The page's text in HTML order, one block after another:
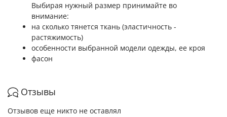
Выбирая нужный размер принимайте во
внимание:
на сколько тянется ткань (эластичность -
растяжимость)
особенности выбранной модели одежды, ее кроя
фасон
Отзывы
Отзывов еще никто не оставлял